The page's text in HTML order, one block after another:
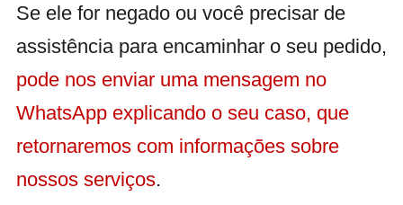
Se ele for negado ou você precisar de
assistência para encaminhar o seu pedido,
pode nos enviar uma mensagem no
WhatsApp explicando o seu caso, que
retornaremos com informações sobre
nossos serviços.